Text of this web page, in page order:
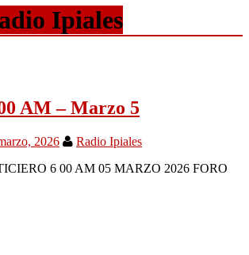
Ipiales
AM – Marzo 5
2026
Radio Ipiales
6 00 AM 05 MARZO 2026 FORO